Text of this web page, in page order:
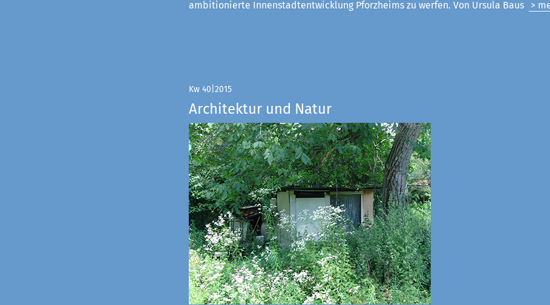
ambitionierte Innenstadtentwicklung Pforzheims zu werfen. Von Ursula Baus
>
Kw 40|2015
Architektur und Natur